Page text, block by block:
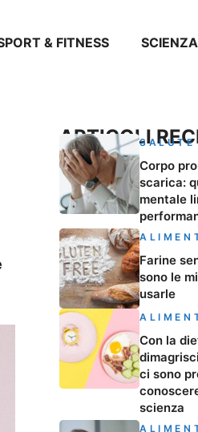
& FITNESS SCIENZA
ARTICOLISALUTE
Corpo
scarica:
mentale
Farine
sono le
usarle
Con la
ci sono
scienza